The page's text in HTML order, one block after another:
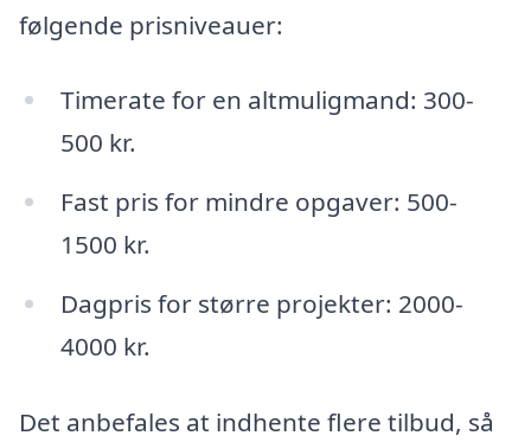
følgende prisniveauer:
Timerate for en altmuligmand: 300-
500 kr.
Fast pris for mindre opgaver: 500-
1500 kr.
Dagpris for større projekter: 2000-
4000 kr.
Det anbefales at indhente flere tilbud, så